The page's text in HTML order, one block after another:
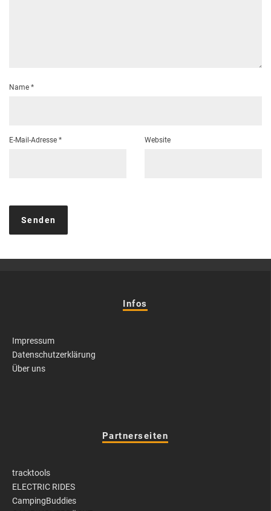
Name *
E-Mail-Adresse * Website
Infos
Impressum
Datenschutzerklärung
Über uns
Partnerseiten
tracktools
ELECTRIC RIDES
CampingBuddies